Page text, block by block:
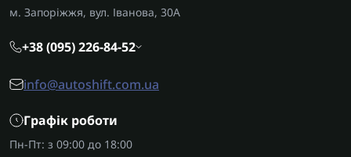
м. Запоріжжя, вул. Іванова, 30А
+38 (095) 226-84-52
info@autoshift.com.ua
Графік роботи
Пн-Пт: з 09:00 до 18:00